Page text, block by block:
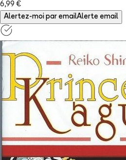
6,99 €
Alertez-moi par emailAlerte email